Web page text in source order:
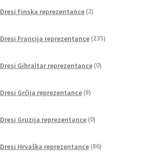
Dresi Finska reprezentance 2izdelka
Dresi Francija reprezentance 235izdelkov
Dresi Gibraltar reprezentance 0izdelkov
Dresi Grčija reprezentance 8izdelkov
Dresi Gruzija reprezentance 0izdelkov
Dresi Hrvaška reprezentance 86izdelkov